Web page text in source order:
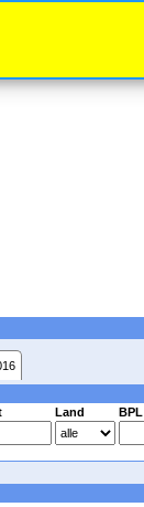
Land BPL